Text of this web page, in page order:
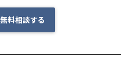
無料相談する